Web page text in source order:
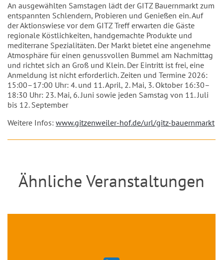
An ausgewählten Samstagen lädt der GITZ Bauernmarkt zum
entspannten Schlendern, Probieren und Genießen ein. Auf
der Aktionswiese vor dem GITZ Treff erwarten die Gäste
regionale Köstlichkeiten, handgemachte Produkte und
mediterrane Spezialitäten. Der Markt bietet eine angenehme
Atmosphäre für einen genussvollen Bummel am Nachmittag
und richtet sich an Groß und Klein. Der Eintritt ist frei, eine
Anmeldung ist nicht erforderlich. Zeiten und Termine 2026:
15:00–17:00 Uhr: 4. und 11. April, 2. Mai, 3. Oktober 16:30–
18:30 Uhr: 23. Mai, 6. Juni sowie jeden Samstag von 11. Juli
bis 12. September
Weitere Infos: www.gitzenweiler-hof.de/url/gitz-bauernmarkt
Ähnliche Veranstaltungen